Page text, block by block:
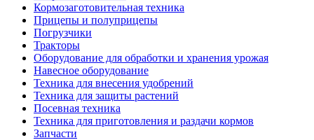
Кормозаготовительная техника
Прицепы и полуприцепы
Погрузчики
Тракторы
Оборудование для обработки и хранения урожая
Навесное оборудование
Техника для внесения удобрений
Техника для защиты растений
Посевная техника
Техника для приготовления и раздачи кормов
Запчасти